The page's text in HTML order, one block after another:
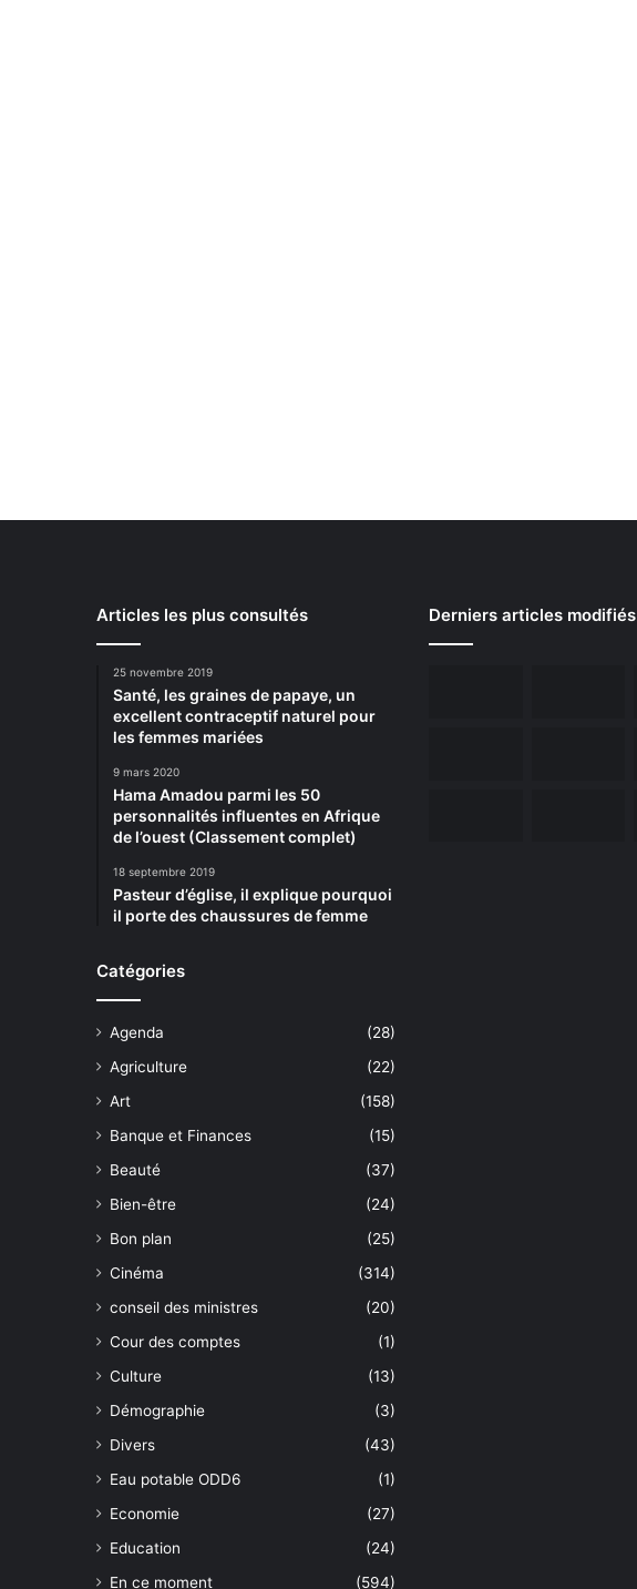
Articles les plus consultés
25 novembre 2019
Santé, les graines de papaye, un
excellent contraceptif naturel pour
les femmes mariées
9 mars 2020
Hama Amadou parmi les 50
personnalités influentes en Afrique
de l’ouest (Classement complet)
18 septembre 2019
Pasteur d’église, il explique pourquoi
il porte des chaussures de femme
Catégories
Agenda
(28)
Agriculture
(22)
Art
(158)
Banque et Finances
(15)
Beauté
(37)
Bien-être
(24)
Bon plan
(25)
Cinéma
(314)
conseil des ministres
(20)
Cour des comptes
(1)
Culture
(13)
Démographie
(3)
Divers
(43)
Eau potable ODD6
(1)
Economie
(27)
Education
(24)
En ce moment
(594)
Derniers articles modifiés